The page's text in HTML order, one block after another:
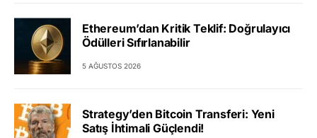
Ethereum’dan Kritik Teklif: Doğrulayıcı
Ödülleri Sıfırlanabilir
5 AĞUSTOS 2026
Strategy’den Bitcoin Transferi: Yeni
Satış İhtimali Güçlendi!